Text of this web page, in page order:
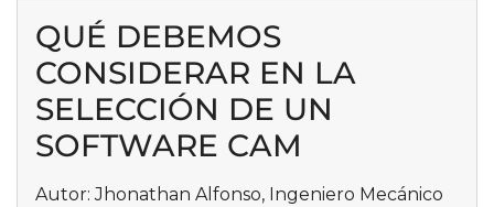
QUÉ DEBEMOS
CONSIDERAR EN LA
SELECCIÓN DE UN
SOFTWARE CAM
Autor: Jhonathan Alfonso, Ingeniero Mecánico